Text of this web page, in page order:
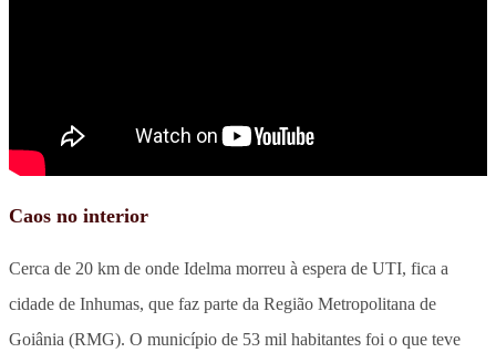
Caos no interior
Cerca de 20 km de onde Idelma morreu à espera de UTI, fica a
cidade de Inhumas, que faz parte da Região Metropolitana de
Goiânia (RMG). O município de 53 mil habitantes foi o que teve